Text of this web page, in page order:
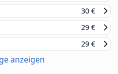
30 €
29 €
29 €
anzeigen